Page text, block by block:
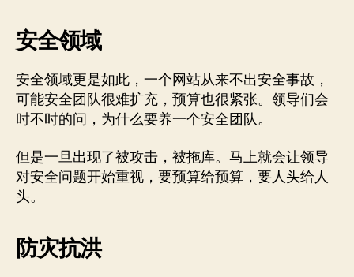
安全领域
安全领域更是如此，一个网站从来不出安全事故，
可能安全团队很难扩充，预算也很紧张。领导们会
时不时的问，为什么要养一个安全团队。
但是一旦出现了被攻击，被拖库。马上就会让领导
对安全问题开始重视，要预算给预算，要人头给人
头。
防灾抗洪